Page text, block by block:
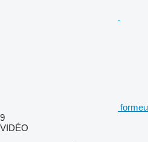
9
VIDÉO